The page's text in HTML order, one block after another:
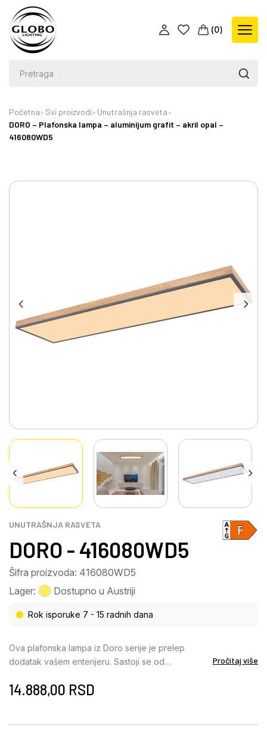
(0)
Početna Svi proizvodi
Unutrašnja rasveta
DORO – Plafonska lampa – aluminijum grafit – akril opal –
416080WD5
UNUTRAŠNJA RASVETA
DORO - 416080WD5
Šifra proizvoda: 416080WD5
Lager:
Dostupno u Austriji
Rok isporuke 7 - 15 radnih dana
Ova plafonska lampa iz Doro serije je prelep
dodatak vašem enterijeru. Sastoji se od
(120×30 cm), koji je opremljen aluminijumom u boji
Pročitaj više
14.888,00 RSD